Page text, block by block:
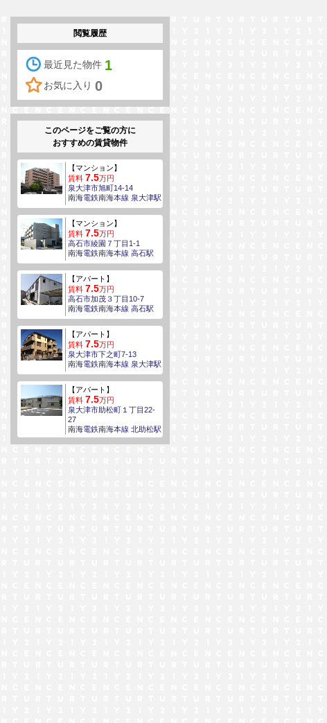
閲覧履歴
最近見た物件 1
お気に入り 0
このページをご覧の方に
おすすめの賃貸物件
【マンション】
賃料 7.5万円
泉大津市旭町14-14
南海電鉄南海本線 泉大津駅
【マンション】
賃料 7.5万円
高石市綾園７丁目1-1
南海電鉄南海本線 高石駅
【アパート】
賃料 7.5万円
高石市加茂３丁目10-7
南海電鉄南海本線 高石駅
【アパート】
賃料 7.5万円
泉大津市下之町7-13
南海電鉄南海本線 泉大津駅
【アパート】
賃料 7.5万円
泉大津市助松町１丁目22-
27
南海電鉄南海本線 北助松駅